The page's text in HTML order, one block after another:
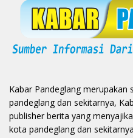
Kabar Pandeglang
pandeglang dan sekitarnya,
publisher berita yang
kota pandeglang dan